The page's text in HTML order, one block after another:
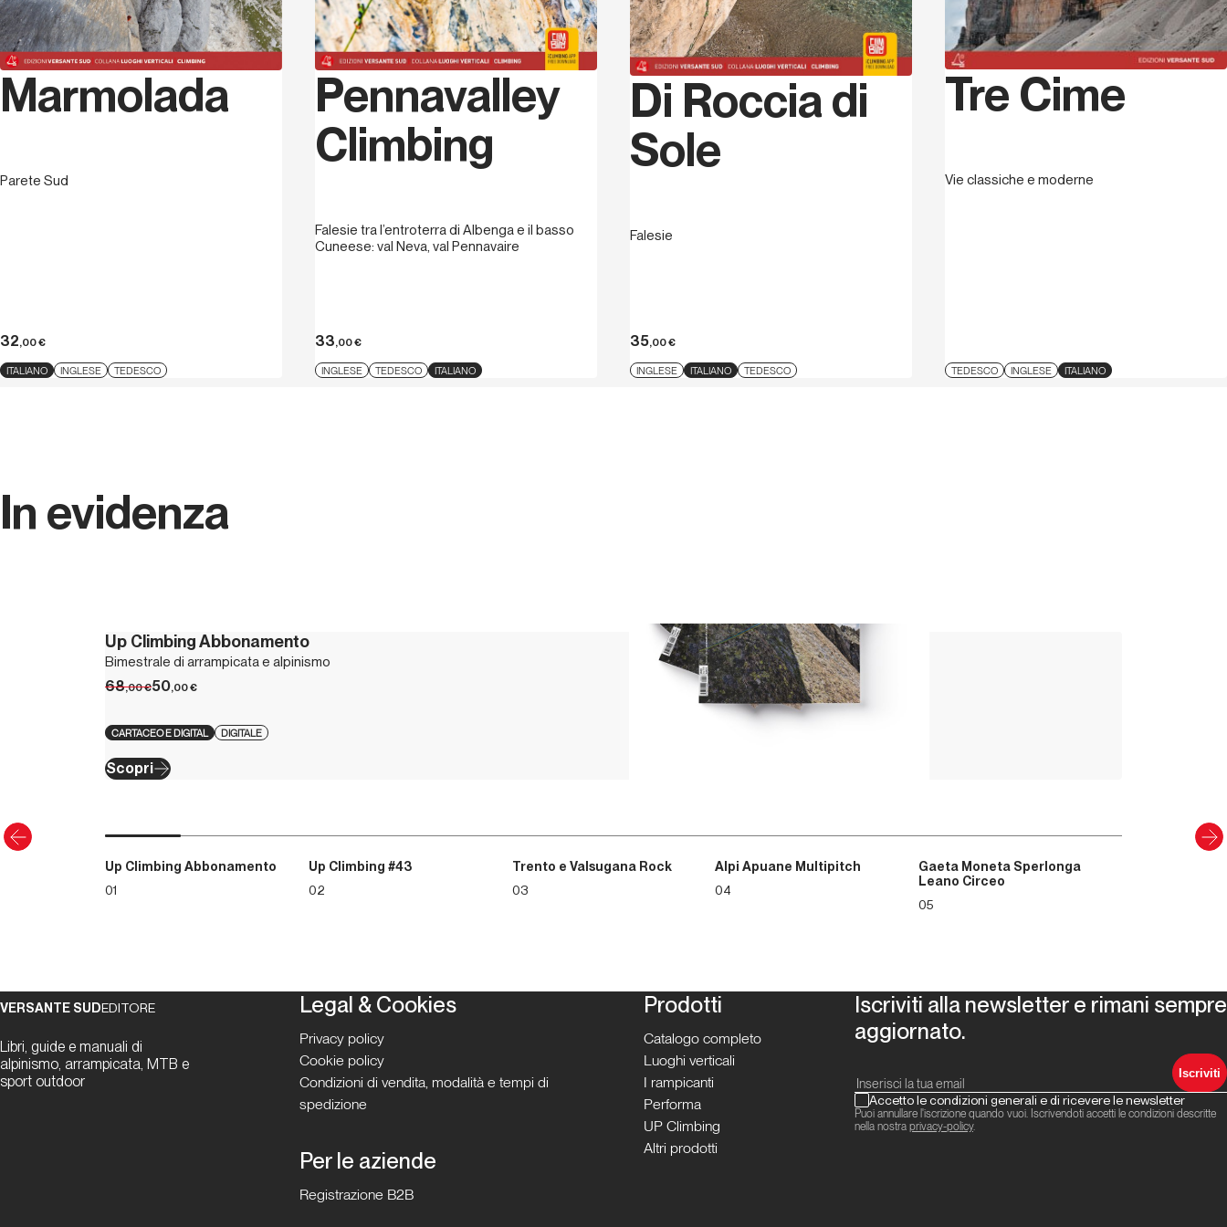
fa parte della Federazione Medico Sportiva Italiana e del C.N.S.A.S.
Marmolada
Parete Sud
32,00€
ITALIANO INGLESE TEDESCO
Pennavalley
Climbing
Falesie tra l’entroterra di Albenga e il basso
Cuneese: val Neva, val Pennavaire
33,00€
INGLESE TEDESCO ITALIANO
Di Roccia di
Sole
Falesie
35,00€
INGLESE ITALIANO TEDESCO
Tre Cime
Vie classiche e moderne
TEDESCO INGLESE ITALIANO
In evidenza
Up Climbing Abbonamento
Bimestrale di arrampicata e alpinismo
68,00€50,00€
CARTACEO E DIGITAL DIGITALE
Scopri
Up Climbing Abbonamento
01
Up Climbing #43
02
Trento e Valsugana Rock
03
Alpi Apuane Multipitch
04
Gaeta Moneta Sperlonga
Leano Circeo
05
VERSANTE SUDEDITORE
Libri, guide e manuali di
alpinismo, arrampicata, MTB e
sport outdoor
Legal & Cookies
Privacy policy
Cookie policy
Condizioni di vendita, modalità e tempi di
spedizione
Per le aziende
Registrazione B2B
Prodotti
Catalogo completo
Luoghi verticali
I rampicanti
Performa
UP Climbing
Altri prodotti
Iscriviti alla newsletter e rimani sempre
aggiornato.
Iscriviti
Accetto le condizioni generali e di ricevere le newsletter
Puoi annullare l'iscrizione quando vuoi. Iscrivendoti accetti le condizioni descritte
nella nostra privacy-policy.